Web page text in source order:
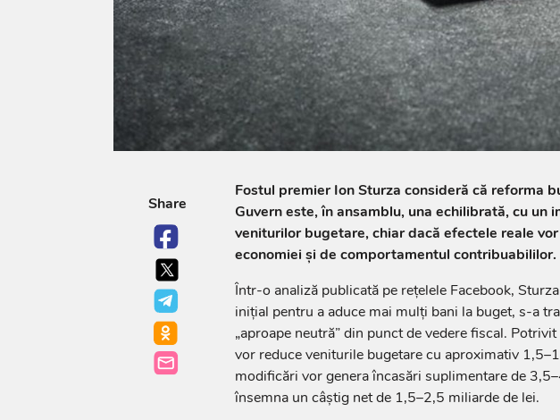
Share
Fostul premier Ion Sturza consideră că reforma
Guvern este, în ansamblu, una echilibrată, cu un
veniturilor bugetare, chiar dacă efectele reale
economiei și de comportamentul contribuabililor.
Într-o analiză publicată pe rețelele Facebook,
inițial pentru a aduce mai mulți bani la buget, s-a
„aproape neutră” din punct de vedere fiscal.
vor reduce veniturile bugetare cu aproximativ
modificări vor genera încasări suplimentare de
însemna un câștig net de 1,5–2,5 miliarde de lei.